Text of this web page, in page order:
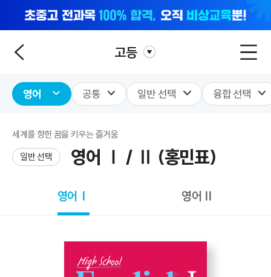
고등
영어 공통 일반 선택 융합 선택
세계를 향한 꿈을 키우는 즐거움
일반 선택
영어 Ⅰ / Ⅱ (홍민표)
영어Ⅰ 영어Ⅱ